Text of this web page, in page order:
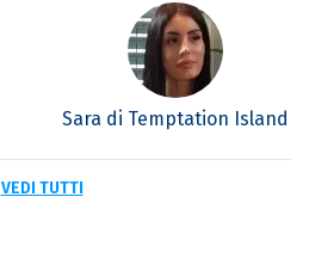
Sara di Temptation Island
VEDI TUTTI